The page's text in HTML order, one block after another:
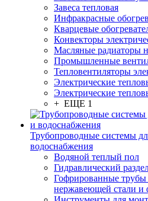
Завеса тепловая
Инфракрасные
Кварцевые
Конвекторы
Масляные радиаторы
Промышленные
Тепловентиляторы
Электрические
Электрические
+ ЕЩЕ 1
Трубопроводные системы
водоснабжения
Водяной теплый пол
Гидравлический
Гофрированные трубы
нержавеющей стали и